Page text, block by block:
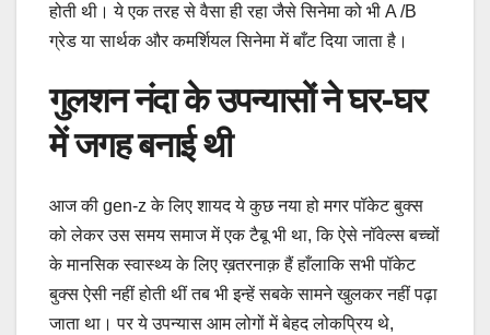
होती थी। ये एक तरह से वैसा ही रहा जैसे सिनेमा को भी A /B
ग्रेड या सार्थक और कमर्शियल सिनेमा में बाँट दिया जाता है।
गुलशन नंदा के उपन्यासों ने घर-घर
में जगह बनाई थी
आज की gen-z के लिए शायद ये कुछ नया हो मगर पॉकेट बुक्स
को लेकर उस समय समाज में एक टैबू भी था, कि ऐसे नॉवेल्स बच्चों
के मानसिक स्वास्थ्य के लिए ख़तरनाक़ हैं हाँलाकि सभी पॉकेट
बुक्स ऐसी नहीं होती थीं तब भी इन्हें सबके सामने खुलकर नहीं पढ़ा
जाता था। पर ये उपन्यास आम लोगों में बेहद लोकप्रिय थे,